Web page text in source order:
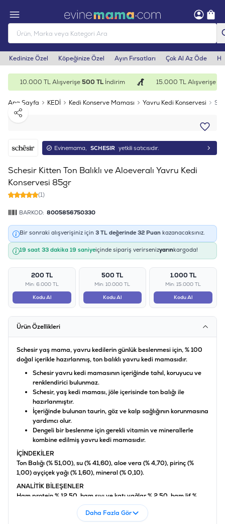
Kedinize Özel Köpeğinize Özel Ayın Fırsatları Çok Al Az Öde
10.000 TL Alışverişe500 TLİndirim 15.000 TL Alışverişe
Ana Sayfa KEDİ Kedi Konserve Maması Yavru Kedi Konservesi
Paylaş
Evinemama, SCHESIR yetkili satıcısıdır.
Schesir Kitten Ton Balıklı ve Aloeveralı Yavru Kedi
Konservesi 85gr
(1)
BARKOD: 8005856750330
Bir sonraki alışverişiniz için 3 TL değerinde 32 Puan kazanacaksınız.
19 saat 33 dakika 19 saniyeiçinde sipariş verirsenizyarınkargoda!
200 TL
Min: 6.000 TL
Kodu Al
500 TL
Min: 10.000 TL
Kodu Al
1.000 TL
Min: 15.000 TL
Kodu Al
Ürün Özellikleri
Schesir yaş mama, yavru kedilerin günlük beslenmesi için, % 100
doğal içerikle hazırlanmış, ton balıklı yavru kedi mamasıdır.
Schesir yavru kedi mamasının içeriğinde tahıl, koruyucu ve
renklendirici bulunmaz.
Schesir, yaş kedi maması, jöle içerisinde ton balığı ile
hazırlanmıştır.
İçeriğinde bulunan taurin, göz ve kalp sağlığının korunmasına
yardımcı olur.
Dengeli bir beslenme için gerekli vitamin ve minerallerle
kombine edilmiş yavru kedi mamasıdır.
İÇİNDEKİLER
Ton Balığı (% 51,00), su (% 41,60), aloe vera (% 4,70), pirinç (%
1,00) ayçiçek yağı (% 1,60), mineral (% 0,10).
ANALİTİK BİLEŞENLER
Ham protein % 12,50, ham sıvı ve katı yağlar % 2,50, ham lif %
0,50, ham kül % 1,00, nem % 83,00, vitamin A 1325 UI, vitamin E
15 mg, taurin 160 mg.
Daha Fazla Gör